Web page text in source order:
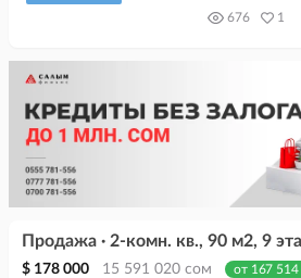
676
1
Продажа · 2-комн. кв., 90 м2, 9
$ 178 000 15 591 020 сом от 167